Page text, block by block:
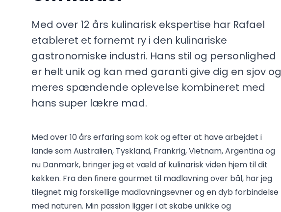
Med over 12 års kulinarisk ekspertise har Rafael
etableret et fornemt ry i den kulinariske
gastronomiske industri. Hans stil og personlighed
er helt unik og kan med garanti give dig en sjov og
meres spændende oplevelse kombineret med
hans super lækre mad.
Med over 10 års erfaring som kok og efter at have arbejdet i
lande som Australien, Tyskland, Frankrig, Vietnam, Argentina og
nu Danmark, bringer jeg et væld af kulinarisk viden hjem til dit
køkken. Fra den finere gourmet til madlavning over bål, har jeg
tilegnet mig forskellige madlavningsevner og en dyb forbindelse
med naturen. Min passion ligger i at skabe unikke og